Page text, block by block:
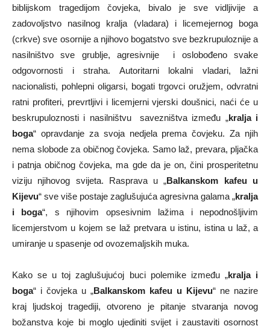
biblijskom tragedijom čovjeka, bivalo je sve vidljivije a
zadovoljstvo nasilnog kralja (vladara) i licemejernog boga
(crkve) sve osornije a njihovo bogatstvo sve bezkrupuloznije a
nasilništvo sve grublje, agresivnije i oslobođeno svake
odgovornosti i straha. Autoritarni lokalni vladari, lažni
nacionalisti, pohlepni oligarsi, bogati trgovci oružjem, odvratni
ratni profiteri, prevrtljivi i licemjerni vjerski doušnici, naći će u
beskrupuloznosti i nasilništvu savezništva između „kralja i
boga“ opravdanje za svoja nedjela prema čovjeku. Za njih
nema slobode za običnog čovjeka. Samo laž, prevara, pljačka
i patnja običnog čovjeka, ma gde da je on, čini prosperitetnu
viziju njihovog svijeta. Rasprava u „Balkanskom kafeu u
Kijevu“ sve više postaje zaglušujuća agresivna galama „kralja
i boga“, s njihovim opsesivnim lažima i nepodnošljivim
licemjerstvom u kojem se laž pretvara u istinu, istina u laž, a
umiranje u spasenje od ovozemaljskih muka.
Kako se u toj zaglušujućoj buci polemike između „kralja i
boga“ i čovjeka u „Balkanskom kafeu u Kijevu“ ne nazire
kraj ljudskoj tragediji, otvoreno je pitanje stvaranja novog
božanstva koje bi moglo ujediniti svijet i zaustaviti osornost